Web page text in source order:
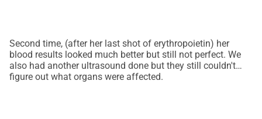
foarte mult! <3
Second time, (after her last shot of erythropoietin) her
blood results looked much better but still not perfect. We
also had another ultrasound done but they still couldn't
figure out what organs were affected.